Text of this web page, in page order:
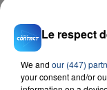
FIL D'ACTU
Le respect
We and our (447)
your consent and/or